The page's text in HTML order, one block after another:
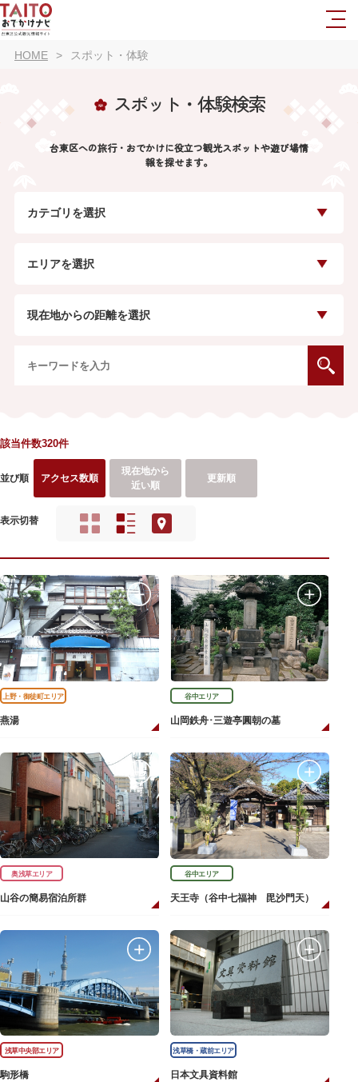
HOME スポット・体験
スポット・体験検索
台東区への旅行・おでかけに役立つ観光スポットや遊び場情
報を探せます。
カテゴリを選択
エリアを選択
現在地からの距離を選択
該当件数320件
並び順 アクセス数順
現在地から
近い順
更新順
表示切替
上野・御徒町エリア
燕湯
谷中エリア
山岡鉄舟･三遊亭圓朝の墓
奥浅草エリア
山谷の簡易宿泊所群
谷中エリア
天王寺（谷中七福神 毘沙門天）
浅草中央部エリア
駒形橋
浅草橋・蔵前エリア
日本文具資料館